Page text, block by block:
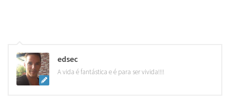
edsec
A vida é fantástica e é para ser vivida!!!!